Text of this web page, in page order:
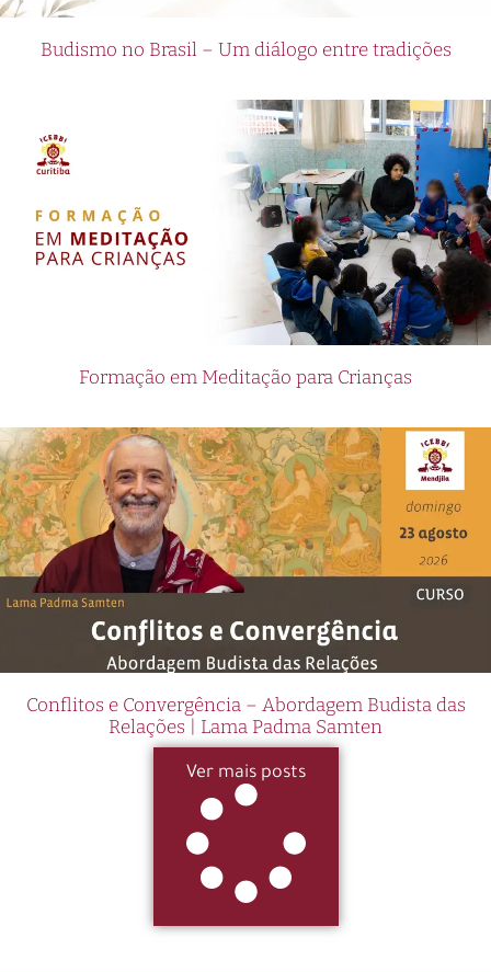
Budismo no Brasil – Um diálogo entre tradições
Formação em Meditação para Crianças
Conflitos e Convergência – Abordagem Budista das
Relações | Lama Padma Samten
Ver mais posts